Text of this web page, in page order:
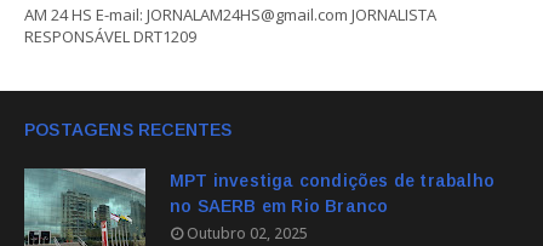
AM 24 HS E-mail: JORNALAM24HS@gmail.com JORNALISTA
RESPONSÁVEL DRT1209
POSTAGENS RECENTES
MPT investiga condições de trabalho
no SAERB em Rio Branco
Outubro 02, 2025